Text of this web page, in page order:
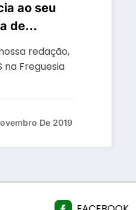
ao seu
de
redação,
na Freguesia
De 2019